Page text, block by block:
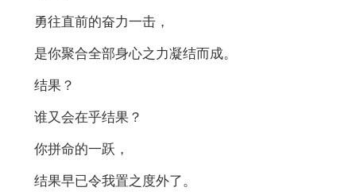
勇往直前的奋力一击，
是你聚合全部身心之力凝结而成。
结果？
谁又会在乎结果？
你拼命的一跃，
结果早已令我置之度外了。